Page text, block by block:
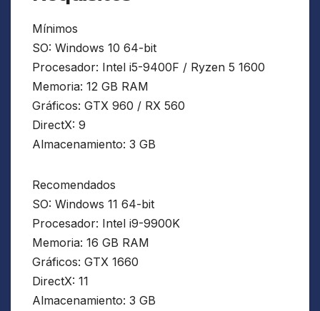
Mínimos
SO: Windows 10 64-bit
Procesador: Intel i5-9400F / Ryzen 5 1600
Memoria: 12 GB RAM
Gráficos: GTX 960 / RX 560
DirectX: 9
Almacenamiento: 3 GB
Recomendados
SO: Windows 11 64-bit
Procesador: Intel i9-9900K
Memoria: 16 GB RAM
Gráficos: GTX 1660
DirectX: 11
Almacenamiento: 3 GB